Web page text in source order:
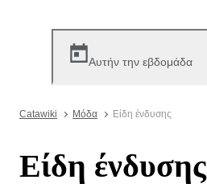
Αυτήν την εβδομάδα
Catawiki Μόδα Είδη ένδυσης
Είδη ένδυσης